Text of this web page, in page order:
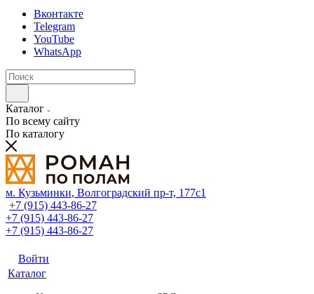
Вконтакте
Telegram
YouTube
WhatsApp
Каталог
По всему сайту
По каталогу
м. Кузьминки, Волгоградский пр‑т, 177с1
+7 (915) 443-86-27
+7 (915) 443-86-27
+7 (915) 443-86-27
Войти
Каталог